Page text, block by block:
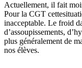
Actuellement, il fait
Pour la CGT
inacceptable. Le froid
d’assoupissements,
plus généralement de
nos élèves.